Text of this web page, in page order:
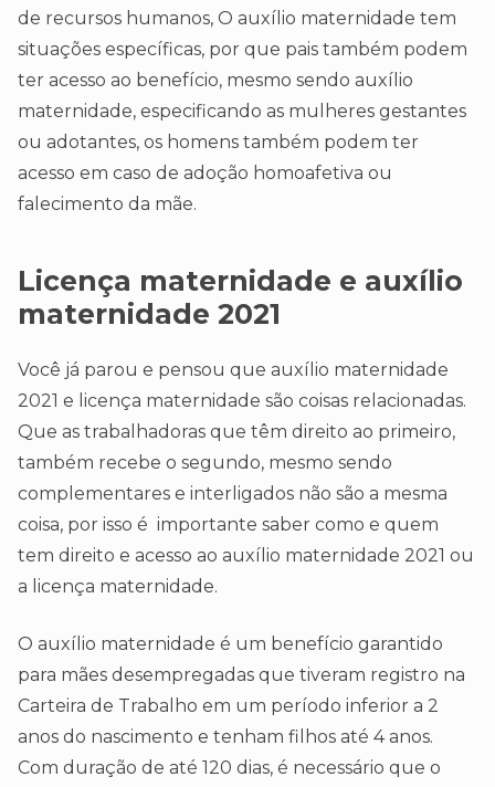
de recursos humanos, O auxílio maternidade tem
situações específicas, por que pais também podem
ter acesso ao benefício, mesmo sendo auxílio
maternidade, especificando as mulheres gestantes
ou adotantes, os homens também podem ter
acesso em caso de adoção homoafetiva ou
falecimento da mãe.
Licença maternidade e auxílio
maternidade 2021
Você já parou e pensou que auxílio maternidade
2021 e licença maternidade são coisas relacionadas.
Que as trabalhadoras que têm direito ao primeiro,
também recebe o segundo, mesmo sendo
complementares e interligados não são a mesma
coisa, por isso é importante saber como e quem
tem direito e acesso ao auxílio maternidade 2021 ou
a licença maternidade.
O auxílio maternidade é um benefício garantido
para mães desempregadas que tiveram registro na
Carteira de Trabalho em um período inferior a 2
anos do nascimento e tenham filhos até 4 anos.
Com duração de até 120 dias, é necessário que o